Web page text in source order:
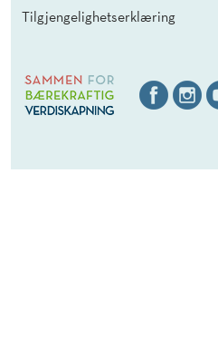
Tilgjengelighetserklæring